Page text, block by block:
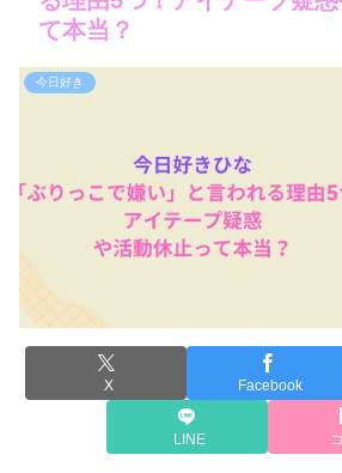
て本当？
今日好き
X Facebook
LINE